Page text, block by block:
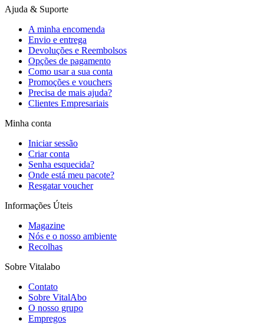
Ajuda & Suporte
A minha encomenda
Envio e entrega
Devoluções e Reembolsos
Opções de pagamento
Como usar a sua conta
Promoções e vouchers
Precisa de mais ajuda?
Clientes Empresariais
Minha conta
Iniciar sessão
Criar conta
Senha esquecida?
Onde está meu pacote?
Resgatar voucher
Informações Úteis
Magazine
Nós e o nosso ambiente
Recolhas
Sobre Vitalabo
Contato
Sobre VitalAbo
O nosso grupo
Empregos